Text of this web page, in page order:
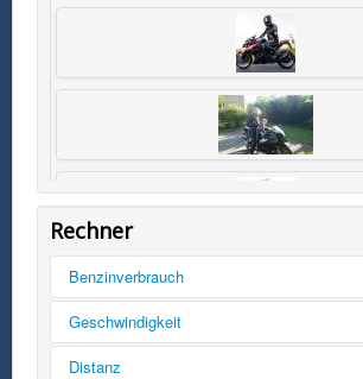
Rechner
Benzinverbrauch
Tankinhalt
Geschwindigkeit
km/h
Distanz